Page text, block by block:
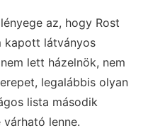
az, hogy Rost
kapott látványos
lett házelnök, nem
legalábbis olyan
lista második
lenne.